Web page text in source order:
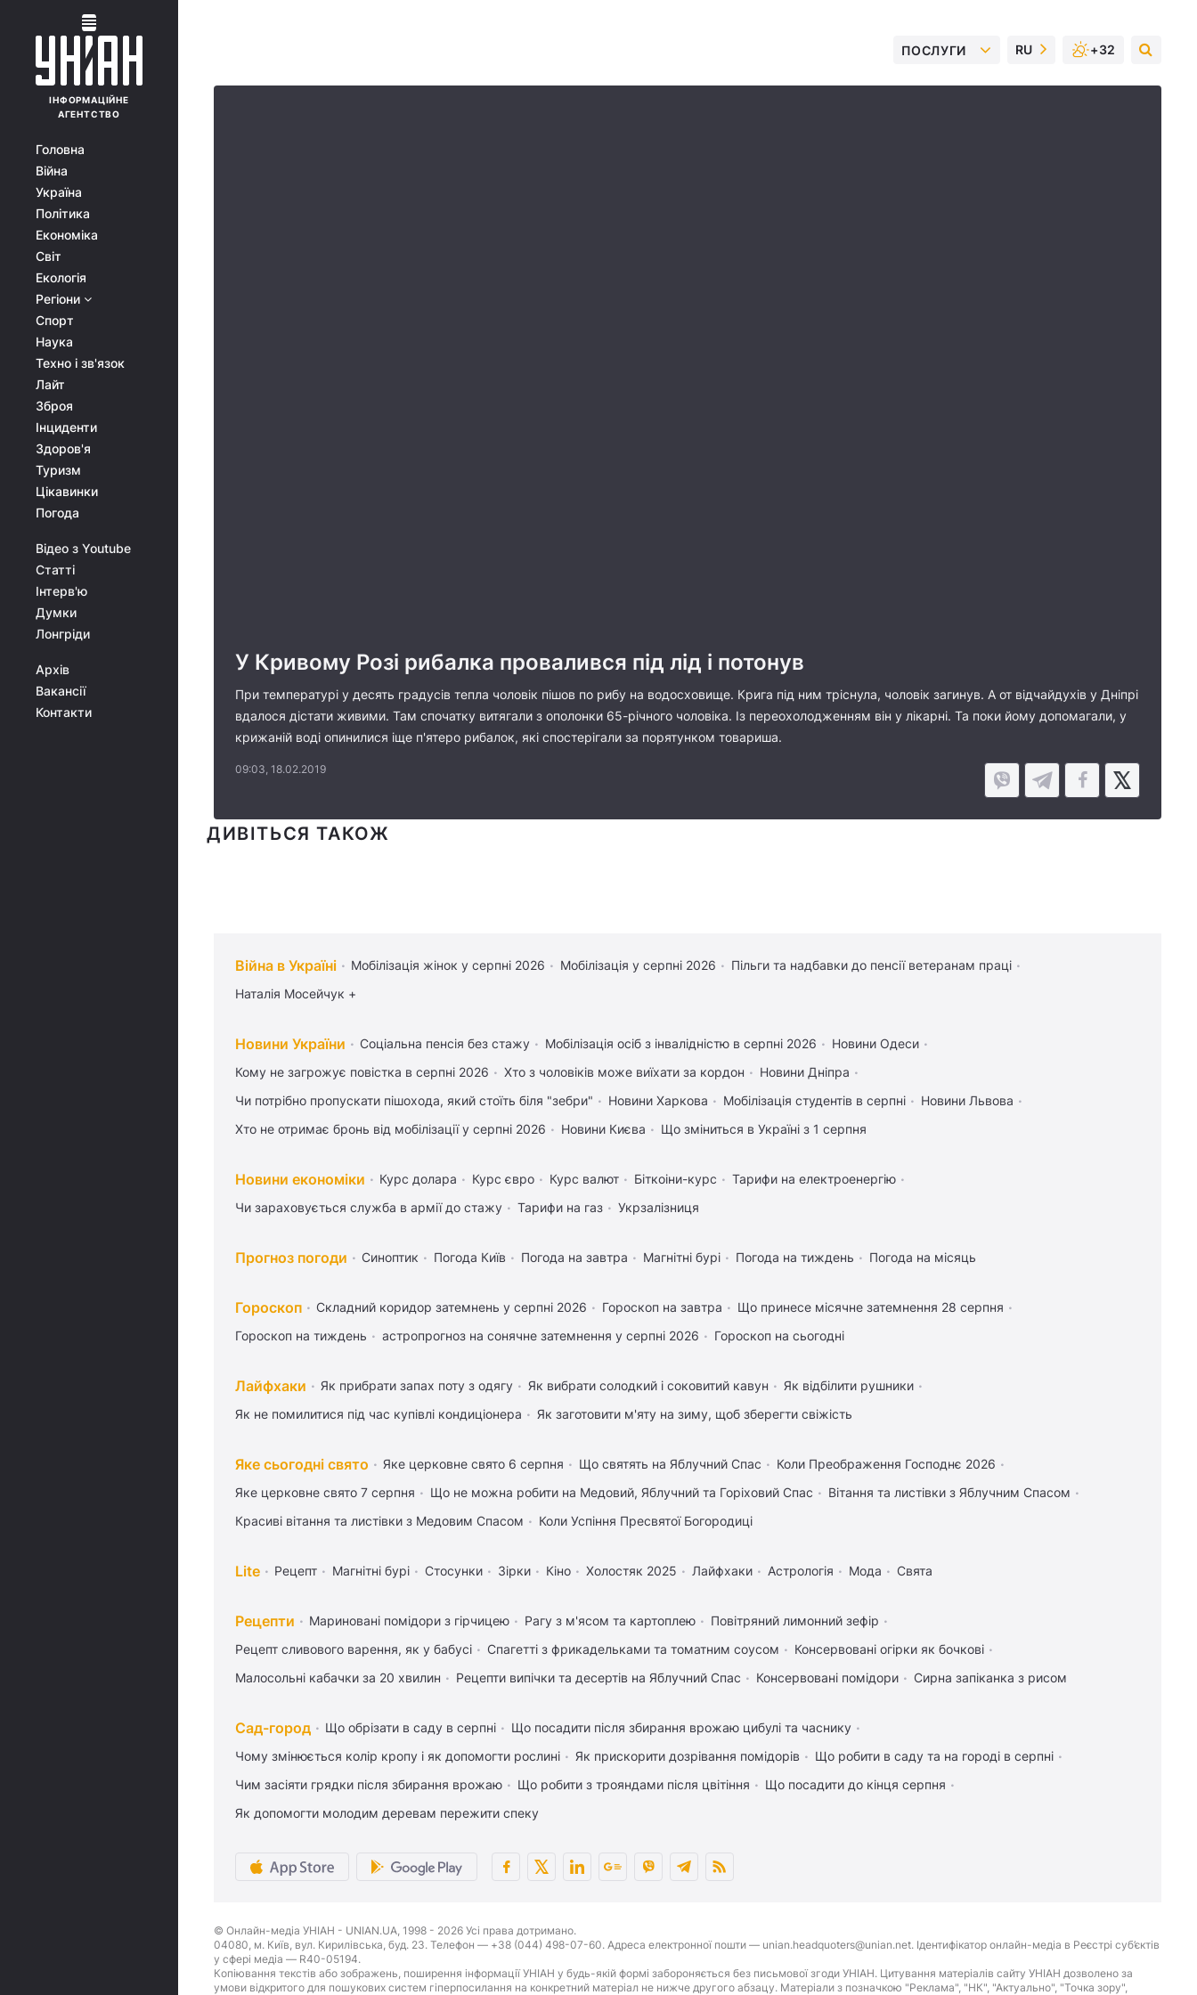
ІНФОРМАЦІЙНЕ
АГЕНТСТВО
Головна
Війна
Україна
Політика
Економіка
Світ
Екологія
Регіони
Спорт
Наука
Техно і зв'язок
Лайт
Зброя
Інциденти
Здоров'я
Туризм
Цікавинки
Погода
Відео з Youtube
Статті
Інтерв'ю
Думки
Лонгріди
Архів
Вакансії
Контакти
ПОСЛУГИ RU +32
У Кривому Розі рибалка провалився під лід і потонув
При температурі у десять градусів тепла чоловік пішов по рибу на водосховище. Крига під ним тріснула, чоловік загинув. А от відчайдухів у Дніпрі
вдалося дістати живими. Там спочатку витягали з ополонки 65-річного чоловіка. Із переохолодженням він у лікарні. Та поки йому допомагали, у
крижаній воді опинилися іще п'ятеро рибалок, які спостерігали за порятунком товариша.
09:03, 18.02.2019
ДИВІТЬСЯ ТАКОЖ
Війна в Україні Мобілізація жінок у серпні 2026 Мобілізація у серпні 2026
Пільги та надбавки до пенсії ветеранам праці
Наталія Мосейчук +
Новини України Соціальна пенсія без стажу Мобілізація осіб з інвалідністю в серпні 2026
Новини Одеси
Кому не загрожує повістка в серпні 2026
Хто з чоловіків може виїхати за кордон
Новини Дніпра
Чи потрібно пропускати пішохода, який стоїть біля "зебри"
Новини Харкова Мобілізація студентів в серпні
Новини Львова
Хто не отримає бронь від мобілізації у серпні 2026
Новини Києва Що зміниться в Україні з 1 серпня
Новини економіки Курс долара Курс євро Курс валют Біткоіни-курс
Тарифи на електроенергію
Чи зараховується служба в армії до стажу
Тарифи на газ Укрзалізниця
Прогноз погоди Синоптик Погода Київ Погода на завтра Магнітні бурі Погода на тиждень Погода на місяць
Гороскоп Складний коридор затемнень у серпні 2026 Гороскоп на завтра
Що принесе місячне затемнення 28 серпня
Гороскоп на тиждень
астропрогноз на сонячне затемнення у серпні 2026 Гороскоп на сьогодні
Лайфхаки Як прибрати запах поту з одягу Як вибрати солодкий і соковитий кавун
Як відбілити рушники
Як не помилитися під час купівлі кондиціонера
Як заготовити м'яту на зиму, щоб зберегти свіжість
Яке сьогодні свято Яке церковне свято 6 серпня Що святять на Яблучний Спас
Коли Преображення Господнє 2026
Яке церковне свято 7 серпня
Що не можна робити на Медовий, Яблучний та Горіховий Спас
Вітання та листівки з Яблучним Спасом
Красиві вітання та листівки з Медовим Спасом
Коли Успіння Пресвятої Богородиці
Lite Рецепт Магнітні бурі Стосунки Зірки Кіно Холостяк 2025 Лайфхаки Астрологія Мода Свята
Рецепти Мариновані помідори з гірчицею Рагу з м'ясом та картоплею
Повітряний лимонний зефір
Рецепт сливового варення, як у бабусі
Спагетті з фрикадельками та томатним соусом
Консервовані огірки як бочкові
Малосольні кабачки за 20 хвилин
Рецепти випічки та десертів на Яблучний Спас Консервовані помідори Сирна запіканка з рисом
Сад-город Що обрізати в саду в серпні
Що посадити після збирання врожаю цибулі та часнику
Чому змінюється колір кропу і як допомогти рослині
Як прискорити дозрівання помідорів
Що робити в саду та на городі в серпні
Чим засіяти грядки після збирання врожаю
Що робити з трояндами після цвітіння
Що посадити до кінця серпня
Як допомогти молодим деревам пережити спеку
© Онлайн-медіа УНІАН - UNIAN.UA, 1998 - 2026 Усі права дотримано.
04080, м. Київ, вул. Кирилівська, буд. 23. Телефон — +38 (044) 498-07-60. Адреса електронної пошти — unian.headquoters@unian.net. Ідентифікатор онлайн-медіа в Реєстрі суб’єктів
у сфері медіа — R40-05194.
Копіювання текстів або зображень, поширення інформації УНІАН у будь-якій формі забороняється без письмової згоди УНІАН. Цитування матеріалів сайту УНІАН дозволено за
умови відкритого для пошукових систем гіперпосилання на конкретний матеріал не нижче другого абзацу. Матеріали з позначкою "Реклама", "НК", "Актуально", "Точка зору",